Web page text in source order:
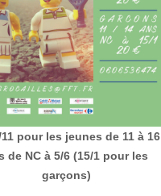
11 pour les jeunes de 11 à 16
de NC à 5/6 (15/1 pour les
garçons)